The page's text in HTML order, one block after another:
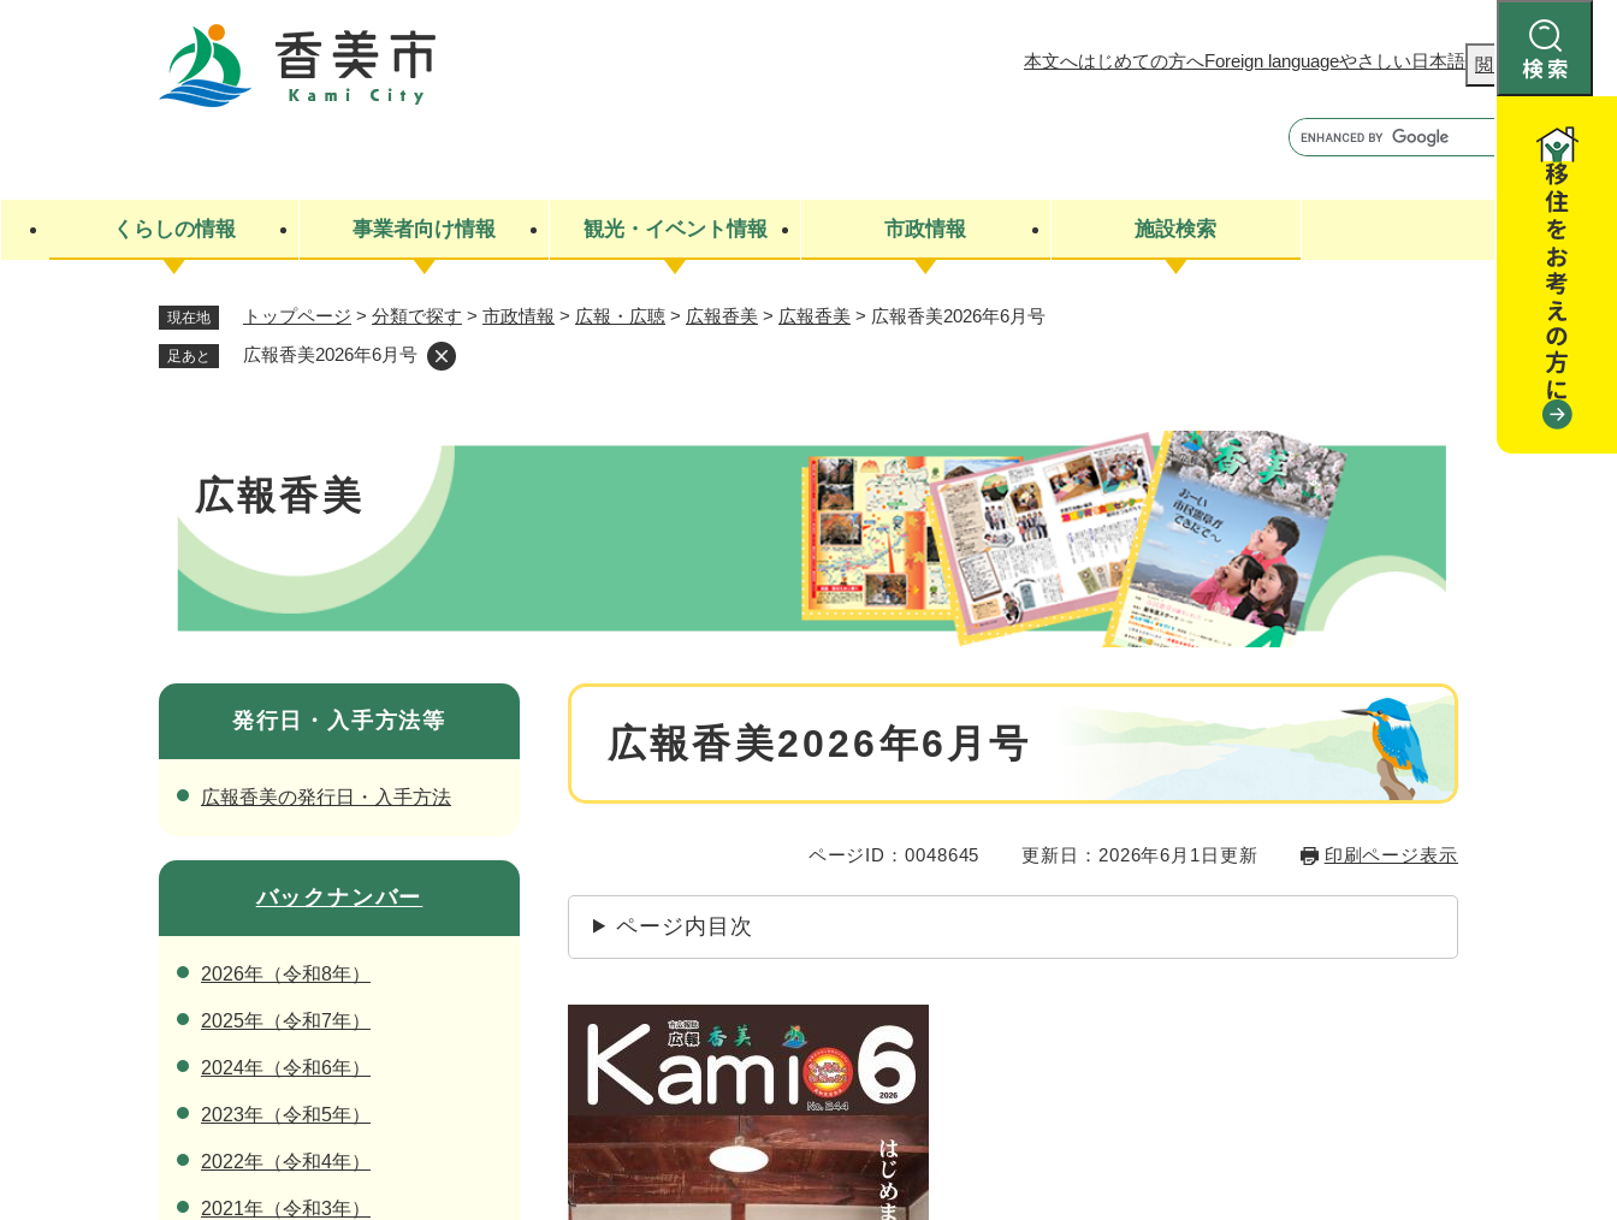
検
索
本文へはじめての方へForeign languageやさしい日本語 閲覧補助
索
くらしの情報
ライフステージ 住民票・戸籍
閉じる
事業者向け情報
産業振興
観光・イベント情報
観光スポット・観光施設 イベント・お祭り・特産品
市政情報
市政への参加
施設検索
現在地 トップページ > 分類で探す > 市政情報 > 広報・広聴 > 広報香美 > 広報香美 > 広報香美2026年6月号
足あと 広報香美2026年6月号
広報香美
本
広報香美2026年6月号
ページID：0048645 更新日：2026年6月1日更新 印刷ページ表示
ページ内目次
発行日・入手方法等
広報香美の発行日・入手方法
バックナンバー
2026年（令和8年）
2025年（令和7年）
2024年（令和6年）
2023年（令和5年）
2022年（令和4年）
2021年（令和3年）